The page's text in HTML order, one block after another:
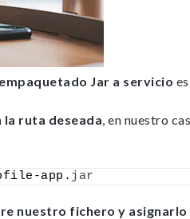
Jar a servicio
la ruta deseada, en nuestro
app. jar
nuestro fichero y asignarlo